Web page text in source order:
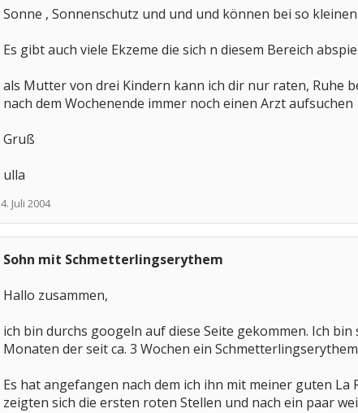
Sonne , Sonnenschutz und und und können bei so
Es gibt auch viele Ekzeme die sich n diesem Bereich
als Mutter von drei Kindern kann ich dir nur raten, Ruhe
nach dem Wochenende immer noch einen Arzt aufsuchen
Gruß
ulla
4. Juli 2004
Sohn mit Schmetterlingserythem
Hallo zusammen,
ich bin durchs googeln auf diese Seite gekommen. Ich
Monaten der seit ca. 3 Wochen ein
Es hat angefangen nach dem ich ihn mit meiner guten La
zeigten sich die ersten roten Stellen und nach ein paar